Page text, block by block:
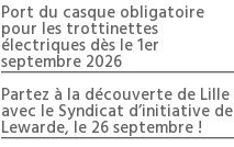
Port du casque obligatoire
pour les trottinettes
électriques dès le 1er
septembre 2026
Partez à la découverte de Lille
avec le Syndicat d’initiative de
Lewarde, le 26 septembre !